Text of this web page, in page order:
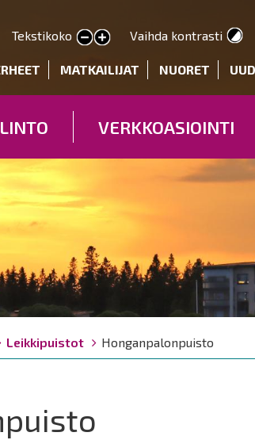
pääsisältöön
Tekstikoko
tekstin kokoa
Suurenna tekstin kokoa Vaihda kontrasti
MATKAILIJAT NUORET
VERKKOASIOINTI
Leikkipuistot Honganpalonpuisto